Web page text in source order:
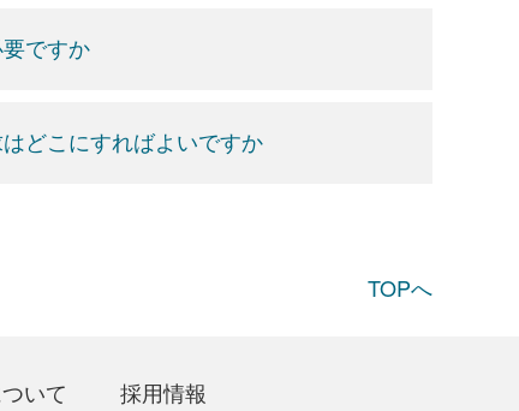
ですか
どこにすればよいですか
TOPへ
いて 採用情報